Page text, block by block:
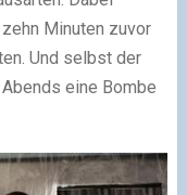
Minuten zuvor
Und selbst der
eine Bombe